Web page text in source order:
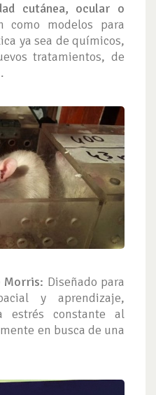
cutánea, ocular o
como modelos para
ya sea de químicos,
tratamientos, de
Morris: Diseñado para
y aprendizaje,
estrés constante al
en busca de una